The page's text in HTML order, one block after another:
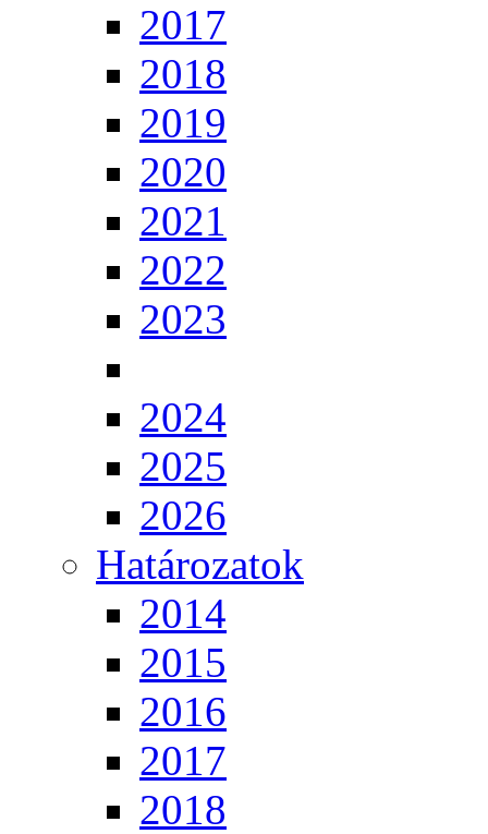
2017
2018
2019
2020
2021
2022
2023
2024
2025
2026
Határozatok
2014
2015
2016
2017
2018